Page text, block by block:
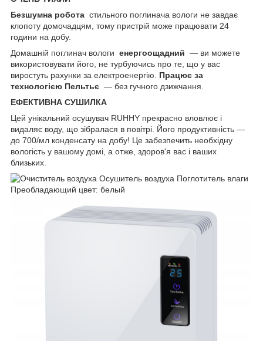
Безшумна робота стильного поглинача вологи не завдає
клопоту домочадцям, тому пристрій може працювати 24
години на добу.
Домашній поглинач вологи енергоощадний — ви можете
використовувати його, не турбуючись про те, що у вас
виростуть рахунки за електроенергію. Працює за
технологією Пельтьє — без гучного дзижчання.
ЕФЕКТИВНА СУШИЛКА
Цей унікальний осушувач RUHHY прекрасно вловлює і
видаляє воду, що зібралася в повітрі. Його продуктивність —
до 700/мл конденсату на добу! Це забезпечить необхідну
вологість у вашому домі, а отже, здоров'я вас і ваших
близьких.